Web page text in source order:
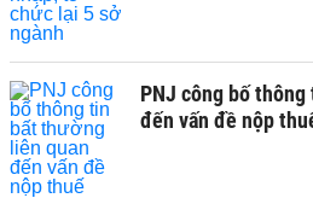
PNJ công bố
đến vấn đề nộp